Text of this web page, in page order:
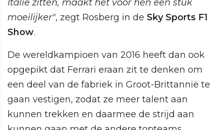
Italië zitten, maakt het voor hen een stuk
moeilijker", zegt Rosberg in de Sky Sports F1
Show.
De wereldkampioen van 2016 heeft dan ook
opgepikt dat Ferrari eraan zit te denken om
een deel van de fabriek in Groot-Brittannië te
gaan vestigen, zodat ze meer talent aan
kunnen trekken en daarmee de strijd aan